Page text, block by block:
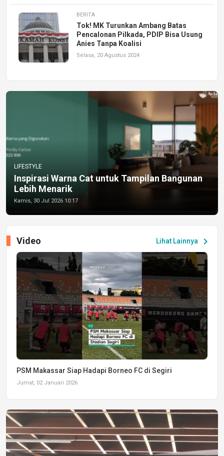
BERITA
Tok! MK Turunkan Ambang Batas
Pencalonan Pilkada, PDIP Bisa Usung
Anies Tanpa Koalisi
Selasa, 20 Agustus 2024
LIFESTYLE
Inspirasi Warna Cat untuk Tampilan Bangunan
Lebih Menarik
Kamis, 30 Jul 2026 10:17
Lihat Lainnya chevron_right
Video
PSM Makassar Siap Hadapi Borneo FC di Segiri
Jumat, 02 Januari 2026